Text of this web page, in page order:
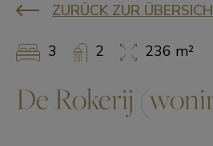
ZURÜCK ZUR
3 2 236 m²
De Rokerij